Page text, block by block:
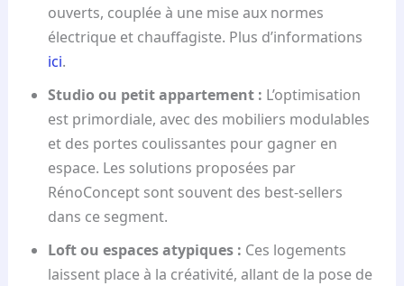
ouverts, couplée à une mise aux normes
électrique et chauffagiste. Plus d’informations
ici.
Studio ou petit appartement : L’optimisation
est primordiale, avec des mobiliers modulables
et des portes coulissantes pour gagner en
espace. Les solutions proposées par
RénoConcept sont souvent des best-sellers
dans ce segment.
Loft ou espaces atypiques : Ces logements
laissent place à la créativité, allant de la pose de